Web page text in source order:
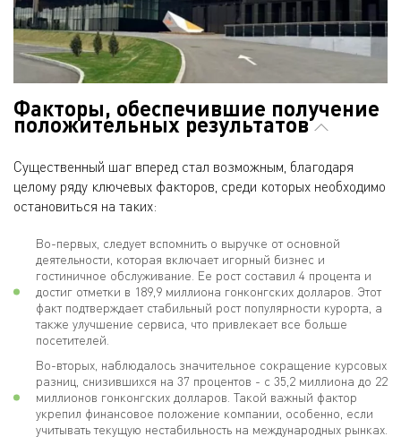
Факторы, обеспечившие получение
положительных результатов
Существенный шаг вперед стал возможным, благодаря
целому ряду ключевых факторов, среди которых необходимо
остановиться на таких:
Во-первых, следует вспомнить о выручке от основной
деятельности, которая включает игорный бизнес и
гостиничное обслуживание. Ее рост составил 4 процента и
достиг отметки в 189,9 миллиона гонконгских долларов. Этот
факт подтверждает стабильный рост популярности курорта, а
также улучшение сервиса, что привлекает все больше
посетителей.
Во-вторых, наблюдалось значительное сокращение курсовых
разниц, снизившихся на 37 процентов - с 35,2 миллиона до 22
миллионов гонконгских долларов. Такой важный фактор
укрепил финансовое положение компании, особенно, если
учитывать текущую нестабильность на международных рынках.